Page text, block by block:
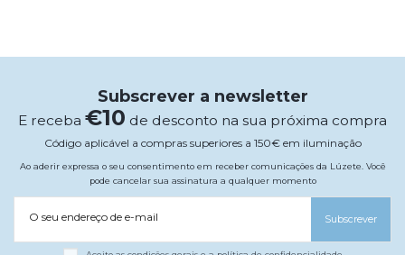
Subscrever a newsletter
E receba €10 de desconto na sua próxima compra
Código aplicável a compras superiores a 150€ em iluminação
Ao aderir expressa o seu consentimento em receber comunicações da Lúzete. Você
pode cancelar sua assinatura a qualquer momento
O seu endereço de e-mail Subscrever